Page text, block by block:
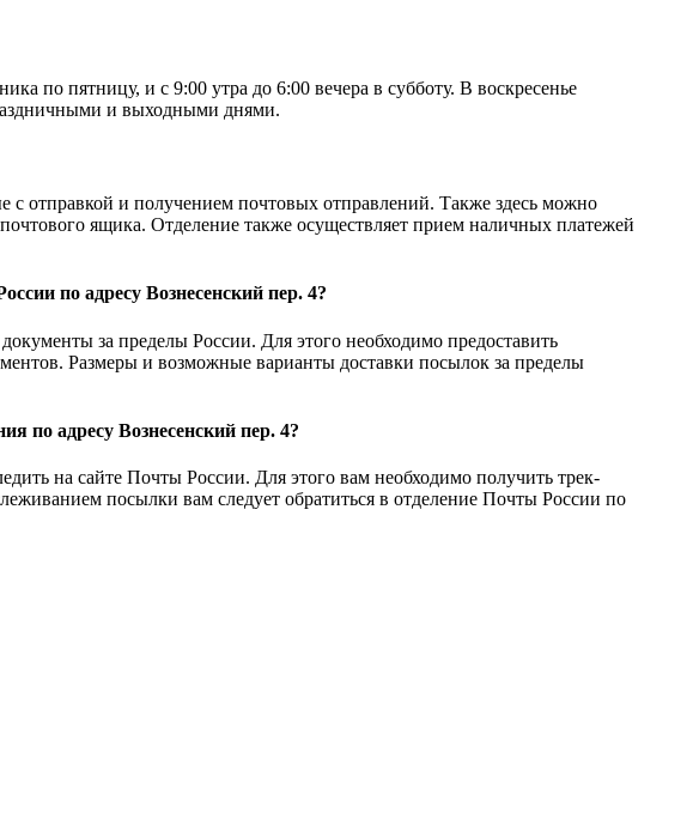
по пятницу, и с 9:00 утра до 6:00 вечера в субботу. В воскресенье
и выходными днями.
с отправкой и получением почтовых отправлений. Также здесь можно
ящика. Отделение также осуществляет прием наличных платежей
по адресу Вознесенский пер. 4?
за пределы России. Для этого необходимо предоставить
Размеры и возможные варианты доставки посылок за пределы
по адресу Вознесенский пер. 4?
на сайте Почты России. Для этого вам необходимо получить трек-
посылки вам следует обратиться в отделение Почты России по